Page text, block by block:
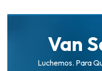
Van
Luchemos. Para